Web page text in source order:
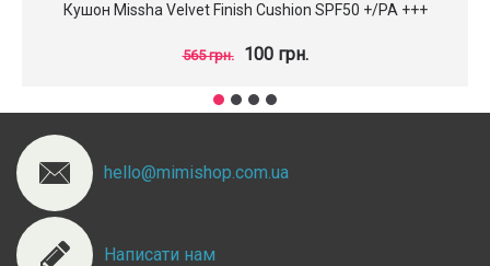
Кушон Missha Velvet Finish Cushion SPF50 +/PA +++
565 грн. 100 грн.
hello@mimishop.com.ua
Написати нам